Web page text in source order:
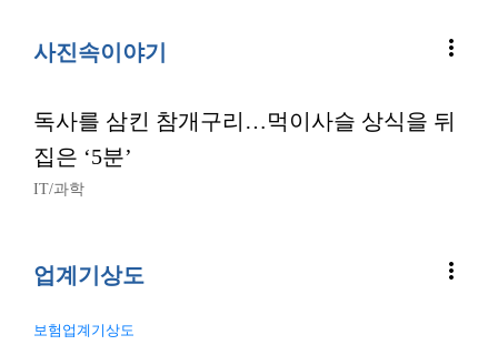
사진속이야기 more_vert
독사를 삼킨 참개구리…먹이사슬 상식을 뒤
집은 ‘5분’
IT/과학
업계기상도 more_vert
보험업계기상도